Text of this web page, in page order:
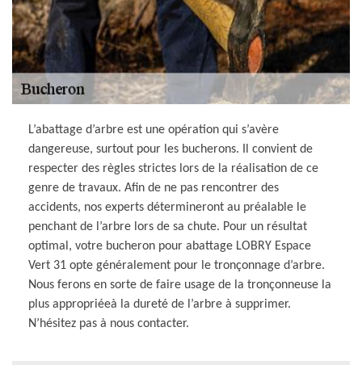
L’abattage d’arbre est une opération qui s’avère
dangereuse, surtout pour les bucherons. Il convient de
respecter des règles strictes lors de la réalisation de ce
genre de travaux. Afin de ne pas rencontrer des
accidents, nos experts détermineront au préalable le
penchant de l’arbre lors de sa chute. Pour un résultat
optimal, votre bucheron pour abattage LOBRY Espace
Vert 31 opte généralement pour le tronçonnage d’arbre.
Nous ferons en sorte de faire usage de la tronçonneuse la
plus appropriéeà la dureté de l’arbre à supprimer.
N’hésitez pas à nous contacter.